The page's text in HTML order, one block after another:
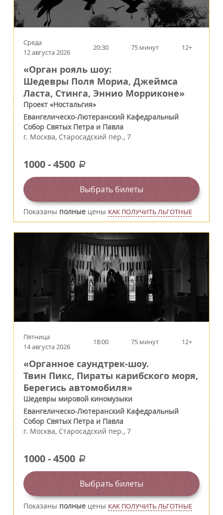
Среда
12 августа 2026
20:30 75 минут 12+
«Орган рояль шоу:
Шедевры Поля Мориа, Джеймса
Ласта, Стинга, Эннио Морриконе»
Проект «Ностальгия»
Евангелическо-Лютеранский Кафедральный
Собор Святых Петра и Павла
г. Москва, Старосадский пер., 7
1000-4500 a
Выбрать билеты
Показаны полные цены КАК ПОЛУЧИТЬ ЛЬГОТНЫЕ
Пятница
14 августа 2026
18:00 75 минут 12+
«Органное саундтрек-шоу.
Твин Пикс, Пираты карибского моря,
Берегись автомобиля»
Шедевры мировой киномузыки
Евангелическо-Лютеранский Кафедральный
Собор Святых Петра и Павла
г. Москва, Старосадский пер., 7
1000-4500 a
Выбрать билеты
Показаны полные цены КАК ПОЛУЧИТЬ ЛЬГОТНЫЕ